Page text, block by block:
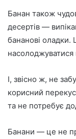
Банан також
десертів —
бананові оладки.
І, звісно ж, не
корисний
та не потребує
Банани — це не